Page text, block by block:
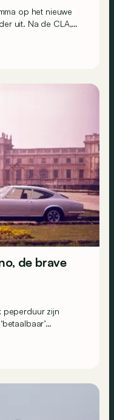
op het nieuwe
uit. Na de CLA,
de brave
peperduur zijn